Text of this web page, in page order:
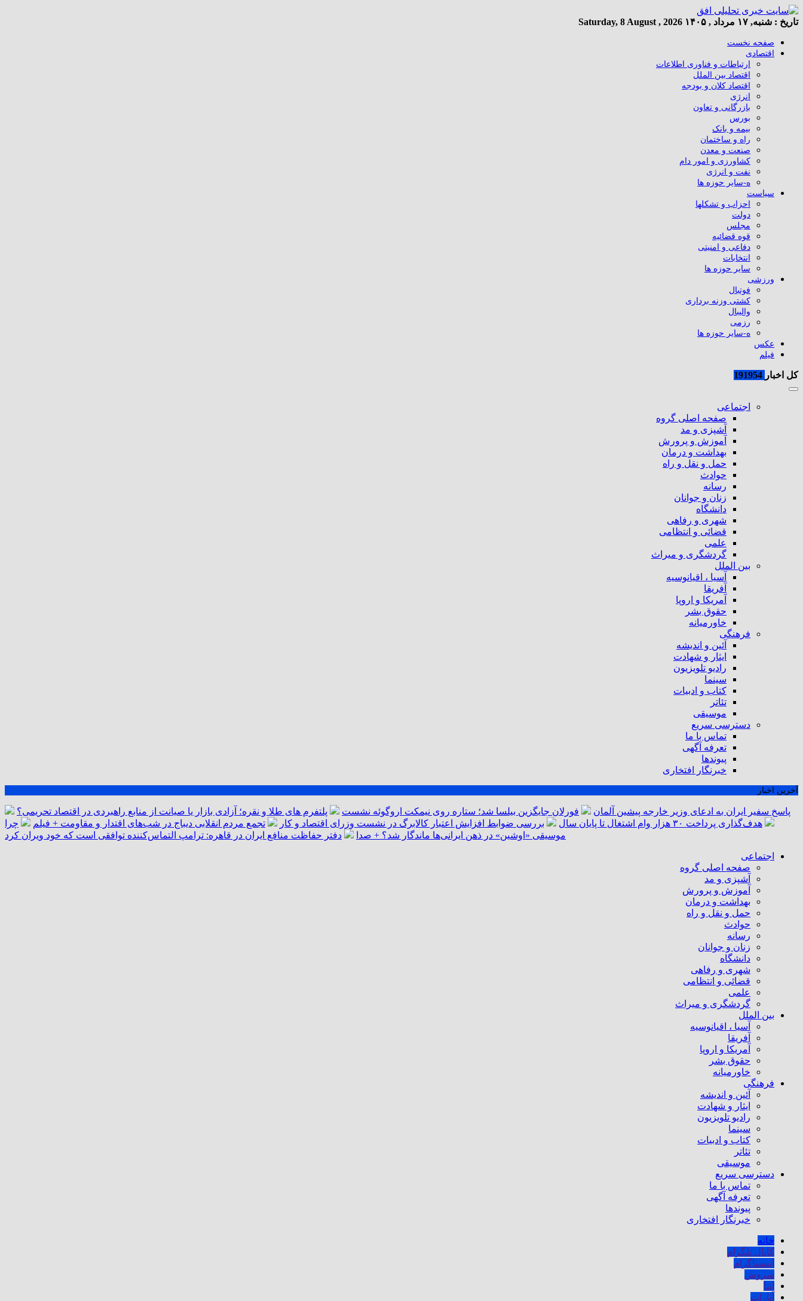
تاریخ : شنبه, ۱۷ مرداد , ۱۴۰۵ Saturday, 8 August , 2026
صفحه نخست
اقتصادی
ارتباطات و فناوری اطلاعات
اقتصاد بین الملل
اقتصاد کلان و بودجه
انرژی
بازرگانی و تعاون
بورس
بیمه و بانک
راه و ساختمان
صنعت و معدن
کشاورزی و امور دام
نفت و انرژی
ه-سایر حوزه ها
سیاست
احزاب و تشکلها
دولت
مجلس
قوه قضائیه
دفاعی و امنیتی
انتخابات
سایر حوزه ها
ورزشی
فوتبال
کشتی وزنه برداری
والیبال
رزمی
ه-سایر حوزه ها
عکس
فیلم
کل اخبار
اجتماعی
صفحه اصلی گروه
آشپزی و مد
آموزش و پرورش
بهداشت و درمان
حمل و نقل و راه
حوادث
رسانه
زنان و جوانان
دانشگاه
شهری و رفاهی
قضائی و انتظامی
علمی
گردشگری و میراث
بین الملل
آسیا ، اقیانوسیه
آفریقا
آمریکا و اروپا
حقوق بشر
خاورمیانه
فرهنگی
آئین و اندیشه
ایثار و شهادت
رادیو تلویزیون
سینما
کتاب و ادبیات
تئاتر
موسیقی
دسترسی سریع
تماس با ما
تعرفه آگهی
پیوندها
خبرنگار افتخاری
آخرین اخبار
پاسخ سفیر ایران به ادعای وزیر خارجه پیشین آلمان فورلان جایگزین بیلسا شد؛ ستاره روی نیمکت اروگوئه نشست
پلتفرم ‌های طلا و نقره؛ آزادی بازار یا صیانت از منابع راهبردی در اقتصاد تحریمی؟
هدف‌گذاری پرداخت ۳۰ هزار وام اشتغال تا پایان سال
بررسی ضوابط افزایش اعتبار کالابرگ در نشست وزرای اقتصاد و کار تجمع مردم انقلابی دیباج در شب‌های اقتدار و مقاومت + فیلم
چرا
موسیقی «اوشین» در ذهن ایرانی‌ها ماندگار شد؟ + صدا
دفتر حفاظت منافع ایران در قاهره: ترامپ التماس‌کننده توافقی است که خود ویران کرد
اجتماعی
صفحه اصلی گروه
آشپزی و مد
آموزش و پرورش
بهداشت و درمان
حمل و نقل و راه
حوادث
رسانه
زنان و جوانان
دانشگاه
شهری و رفاهی
قضائی و انتظامی
علمی
گردشگری و میراث
بین الملل
آسیا ، اقیانوسیه
آفریقا
آمریکا و اروپا
حقوق بشر
خاورمیانه
فرهنگی
آئین و اندیشه
ایثار و شهادت
رادیو تلویزیون
سینما
کتاب و ادبیات
تئاتر
موسیقی
دسترسی سریع
تماس با ما
تعرفه آگهی
پیوندها
خبرنگار افتخاری
خانه
کانال تلگرام
اینستاگرام
سروش
ایتا
آپارات